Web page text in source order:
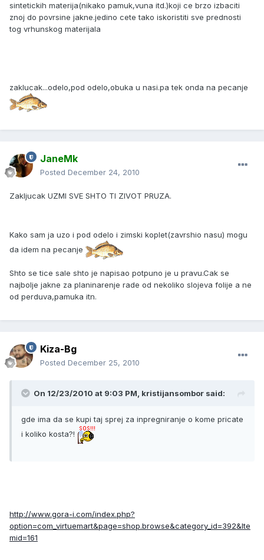
sintetickih materija(nikako pamuk,vuna itd.)koji ce brzo izbaciti
znoj do povrsine jakne.jedino cete tako iskoristiti sve prednosti
tog vrhunskog materijala
zaklucak...odelo,pod odelo,obuka u nasi.pa tek onda na pecanje
JaneMk
Posted December 24, 2010
Zakljucak UZMI SVE SHTO TI ZIVOT PRUZA.
Kako sam ja uzo i pod odelo i zimski koplet(zavrshio nasu) mogu
da idem na pecanje
Shto se tice sale shto je napisao potpuno je u pravu.Cak se
najbolje jakne za planinarenje rade od nekoliko slojeva folije a ne
od perduva,pamuka itn.
Kiza-Bg
Posted December 25, 2010
On 12/23/2010 at 9:03 PM, kristijansombor said:
gde ima da se kupi taj sprej za inpregniranje o kome pricate
i koliko kosta?!
http://www.gora-i.com/index.php?
option=com_virtuemart&page=shop.browse&category_id=392&Ite
mid=161